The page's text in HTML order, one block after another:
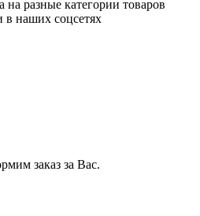
разные категории товаров
наших соцсетях
заказ за Вас.